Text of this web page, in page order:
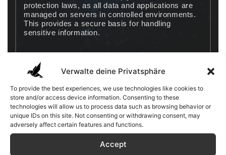
Verwalte deine Privatsphäre
To provide the best experiences, we use technologies like cookies to
store and/or access device information. Consenting to these
technologies will allow us to process data such as browsing behavior or
unique IDs on this site. Not consenting or withdrawing consent, may
adversely affect certain features and functions.
Accept
protection laws, as all data and applications are
managed on servers in controlled environments.
This provides a secure basis for handling
sensitive information.